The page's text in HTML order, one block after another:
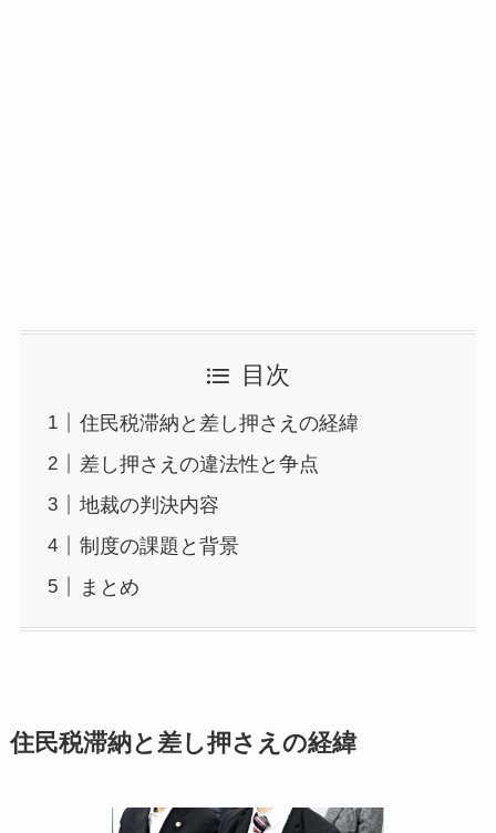
目次
住民税滞納と差し押さえの経緯
差し押さえの違法性と争点
地裁の判決内容
制度の課題と背景
まとめ
住民税滞納と差し押さえの経緯